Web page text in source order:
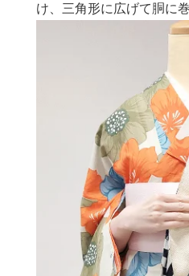
け、三角形に広げて胴に